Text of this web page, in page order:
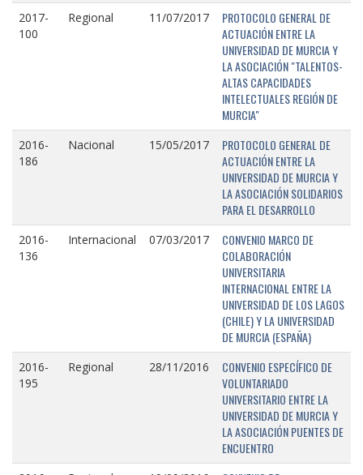
2017-
100
Regional 11/07/2017
PROTOCOLO GENERAL DE
ACTUACIÓN ENTRE LA
UNIVERSIDAD DE MURCIA Y
LA ASOCIACIÓN "TALENTOS-
ALTAS CAPACIDADES
INTELECTUALES REGIÓN DE
MURCIA"
2016-
186
Nacional 15/05/2017
PROTOCOLO GENERAL DE
ACTUACIÓN ENTRE LA
UNIVERSIDAD DE MURCIA Y
LA ASOCIACIÓN SOLIDARIOS
PARA EL DESARROLLO
2016-
136
Internacional 07/03/2017
CONVENIO MARCO DE
COLABORACIÓN
UNIVERSITARIA
INTERNACIONAL ENTRE LA
UNIVERSIDAD DE LOS LAGOS
(CHILE) Y LA UNIVERSIDAD
DE MURCIA (ESPAÑA)
2016-
195
Regional 28/11/2016
CONVENIO ESPECÍFICO DE
VOLUNTARIADO
UNIVERSITARIO ENTRE LA
UNIVERSIDAD DE MURCIA Y
LA ASOCIACIÓN PUENTES DE
ENCUENTRO